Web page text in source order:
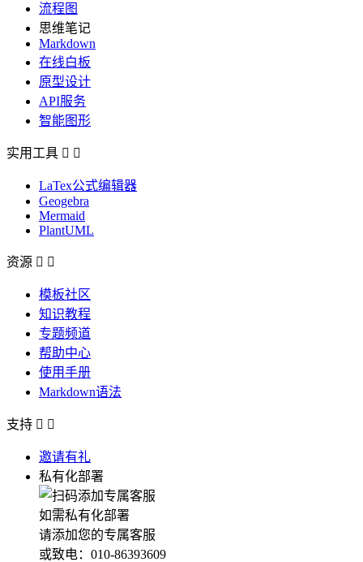
流程图
思维笔记
Markdown
在线白板
原型设计
API服务
智能图形
实用工具  
LaTex公式编辑器
Geogebra
Mermaid
PlantUML
资源  
模板社区
知识教程
专题频道
帮助中心
使用手册
Markdown语法
支持  
邀请有礼
私有化部署
如需私有化部署
请添加您的专属客服
或致电：010-86393609